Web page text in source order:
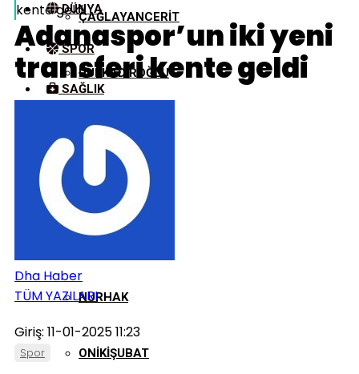
ÇAĞLAYANCERIT
DULKADIROĞLU
EKINÖZÜ
ELBISTAN
GÖKSUN
NURHAK
ONIKIŞUBAT
DÜNYA
SPOR
SAĞLIK
KÜLTÜR/SANAT
kente geldi
Adanaspor’un iki yeni
transferi kente geldi
Dha Haber
TÜM YAZILARI
Giriş: 11-01-2025 11:23
Spor